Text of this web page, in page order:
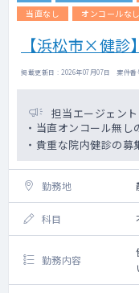
当直なし
オンコールなし
【浜松市×健診
掲載更新日 : 2026年07月07日 案件番
担当エージェント
・当直オンコール無し
・貴重な院内健診の募
勤務地
科目
勤務内容